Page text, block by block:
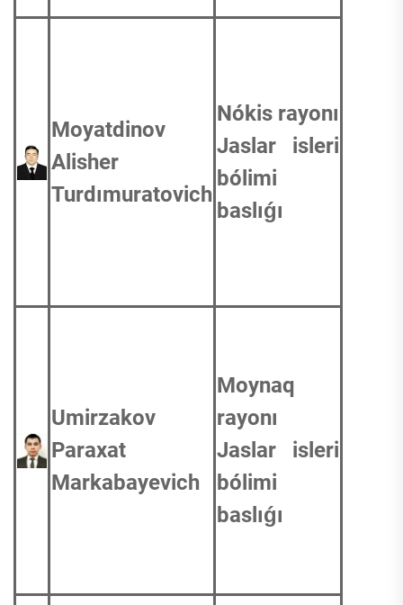
Moyatdinov
Alisher
Turdımuratovich
Nókis rayonı
Jaslar isleri
bólimi
baslıǵı
Umirzakov
Paraxat
Markabayevich
Moynaq
rayonı
Jaslar isleri
bólimi
baslıǵı